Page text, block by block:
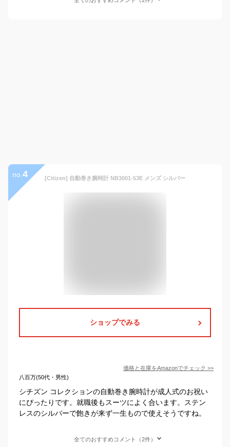
no. 4 [Citizen] 自動巻き腕時計 NB3001-53E メンズ シルバー
ショップでみる
価格と在庫をAmazonでチェック >>
八百万(50代・男性)
シチズン コレクションの自動巻き腕時計が成人式のお祝い
にぴったりです。就職後もスーツによく合います。ステン
レスのシルバーで飽きが来ず一生もので使えそうですね。
全てのおすすめコメント（2件）